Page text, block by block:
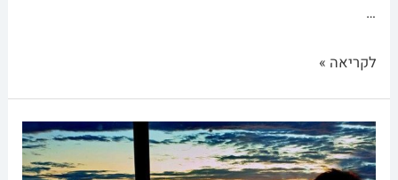
…
לקריאה »